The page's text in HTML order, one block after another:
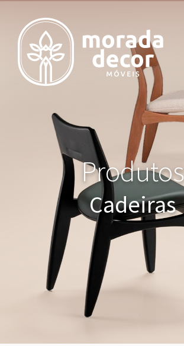
Produtos
Cadeiras